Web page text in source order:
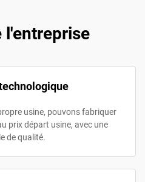
l'entreprise
usine, pouvons fabriquer
prix départ usine, avec une
de qualité.